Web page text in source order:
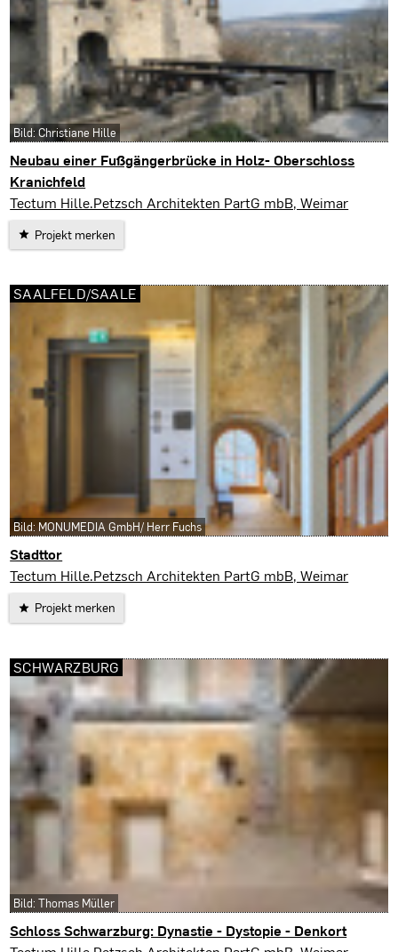
Neubau einer Fußgängerbrücke in Holz- Oberschloss
Kranichfeld
Kranichfeld
Tectum Hille.Petzsch Architekten PartG mbB, Weimar
Projekt merken
Bild: Christiane Hille
Stadttor
Saalfeld/Saale
Tectum Hille.Petzsch Architekten PartG mbB, Weimar
Projekt merken
SAALFELD/SAALE
Bild: MONUMEDIA GmbH/ Herr Fuchs
Schloss Schwarzburg: Dynastie - Dystopie - Denkort
SCHWARZBURG
Bild: Thomas Müller